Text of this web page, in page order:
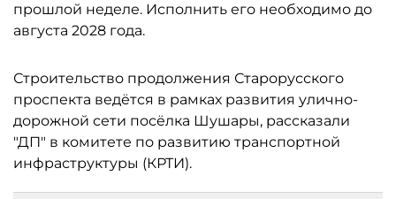
прошлой неделе. Исполнить его необходимо до
августа 2028 года.
Строительство продолжения Старорусского
проспекта ведётся в рамках развития улично-
дорожной сети посёлка Шушары, рассказали
"ДП" в комитете по развитию транспортной
инфраструктуры (КРТИ).